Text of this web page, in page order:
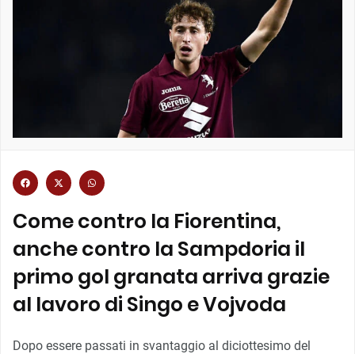
Come contro la Fiorentina,
anche contro la Sampdoria il
primo gol granata arriva grazie
al lavoro di Singo e Vojvoda
Dopo essere passati in svantaggio al diciottesimo del